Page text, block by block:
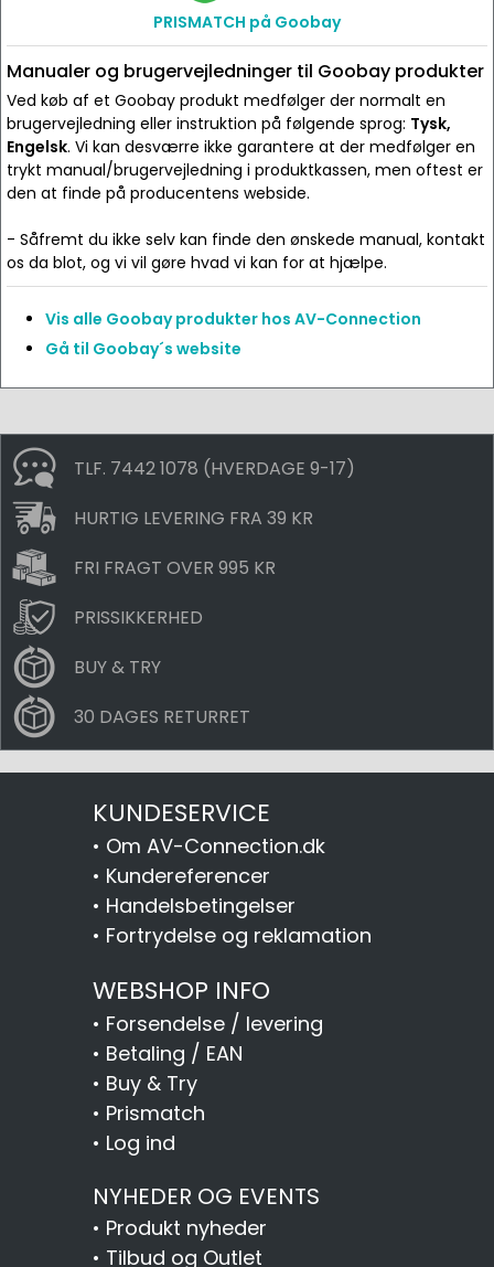
PRISMATCH på Goobay
Manualer og brugervejledninger til Goobay produkter
Ved køb af et Goobay produkt medfølger der normalt en
brugervejledning eller instruktion på følgende sprog: Tysk,
Engelsk. Vi kan desværre ikke garantere at der medfølger en
trykt manual/brugervejledning i produktkassen, men oftest er
den at finde på producentens webside.
- Såfremt du ikke selv kan finde den ønskede manual, kontakt
os da blot, og vi vil gøre hvad vi kan for at hjælpe.
Vis alle Goobay produkter hos AV-Connection
Gå til Goobay´s website
TLF. 7442 1078 (HVERDAGE 9-17)
HURTIG LEVERING FRA 39 KR
FRI FRAGT OVER 995 KR
PRISSIKKERHED
BUY & TRY
30 DAGES RETURRET
KUNDESERVICE
• Om AV-Connection.dk
• Kundereferencer
• Handelsbetingelser
• Fortrydelse og reklamation
WEBSHOP INFO
• Forsendelse / levering
• Betaling / EAN
• Buy & Try
• Prismatch
• Log ind
NYHEDER OG EVENTS
• Produkt nyheder
• Tilbud og Outlet